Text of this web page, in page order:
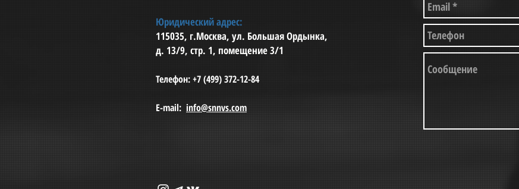
Юридический адрес:
115035, г.Москва, ул. Большая Ордынка,
д. 13/9, стр. 1, помещение 3/1
Телефон: +7 (499) 372-12-84
E-mail: info@snnvs.com